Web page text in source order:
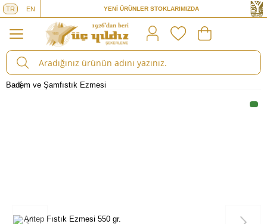
TR EN
2400 TL ve ÜZERİ SİPARİŞLERDE ÜCRETSİZ KARGO
Badem ve Şamfıstık Ezmesi